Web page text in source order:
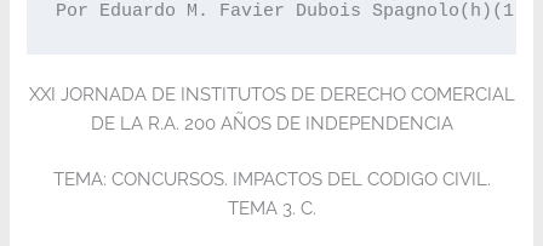
Por Eduardo M. Favier Dubois Spagnolo(h)(1)
XXI JORNADA DE INSTITUTOS DE DERECHO COMERCIAL
DE LA R.A. 200 AÑOS DE INDEPENDENCIA
TEMA: CONCURSOS. IMPACTOS DEL CODIGO CIVIL.
TEMA 3. C.